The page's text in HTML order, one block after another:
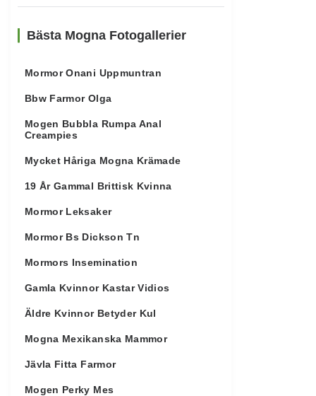
Bästa Mogna Fotogallerier
Mormor Onani Uppmuntran
Bbw Farmor Olga
Mogen Bubbla Rumpa Anal
Creampies
Mycket Håriga Mogna Krämade
19 År Gammal Brittisk Kvinna
Mormor Leksaker
Mormor Bs Dickson Tn
Mormors Insemination
Gamla Kvinnor Kastar Vidios
Äldre Kvinnor Betyder Kul
Mogna Mexikanska Mammor
Jävla Fitta Farmor
Mogen Perky Mes